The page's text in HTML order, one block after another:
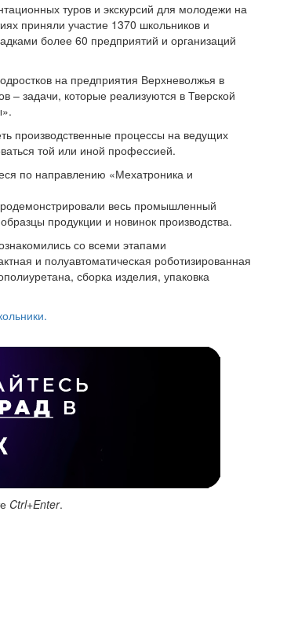
туров и экскурсий для молодежи на
приняли участие 1370 школьников и
более 60 предприятий и организаций
на предприятия Верхневолжья в
– задачи, которые реализуются в Тверской
производственные процессы на ведущих
той или иной профессией.
по направлению «Мехатроника и
весь промышленный
продукции и новинок производства.
со всеми этапами
и полуавтоматическая роботизированная
сборка изделия, упаковка
Ctrl+Enter.